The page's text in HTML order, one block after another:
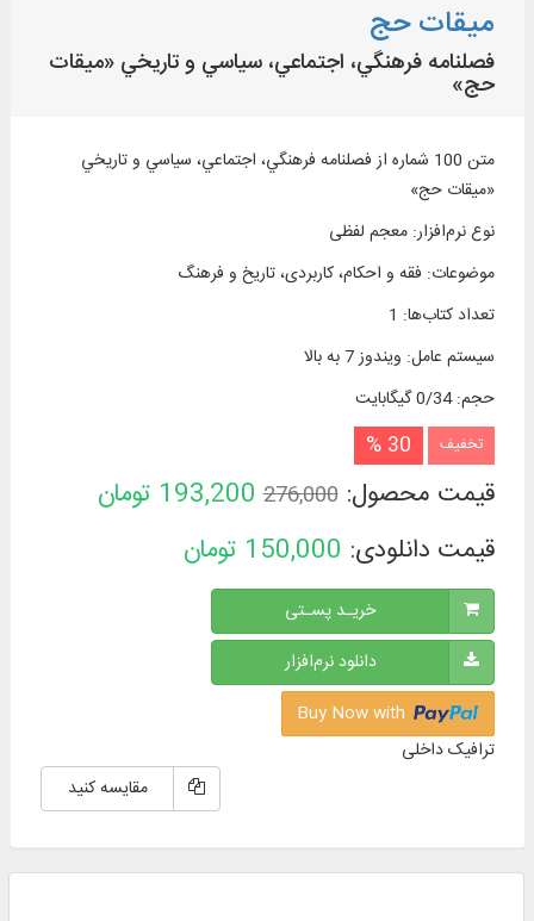
میقات حج
فصلنامه فرهنگي، اجتماعي، سياسي و تاريخي «ميقات
حج»
متن 100 شماره از فصلنامه فرهنگي، اجتماعي، سياسي و تاريخي
«ميقات حج»
نوع نرم‌افزار:معجم لفظی
موضوعات: فقه و احکام، کاربردی، تاریخ و فرهنگ
تعداد کتاب‌ها:
1
سیستم عامل: ویندوز 7 به بالا
حجم:0/34 گیگابایت
تخفیف 30 %
قیمت محصول:276,000
193,200 تومان
قیمت دانلودی: 150,000 تومان
خریـد پسـتی
دانلود نرم‌افزار
ترافیک داخلی
مقایسه کنید